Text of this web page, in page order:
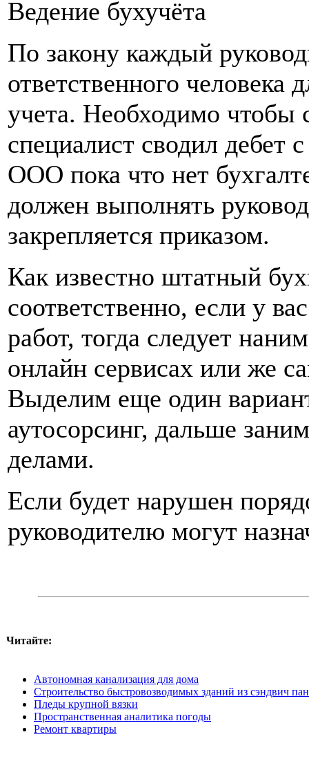
Ведение бухучёта
По закону каждый
ответственного человека
учета. Необходимо чтобы
специалист сводил дебет
ООО пока что нет
должен выполнять
закрепляется приказом.
Как известно штатный
соответственно, если у
работ, тогда следует
онлайн сервисах или же
Выделим еще один
аутосорсинг, дальше
делами.
Если будет нарушен
руководителю могут
Читайте:
Автономная канализация для дома
Строительство быстровозводимых зданий из сэндвич
Пледы крупной вязки
Пространственная аналитика погоды
Ремонт квартиры